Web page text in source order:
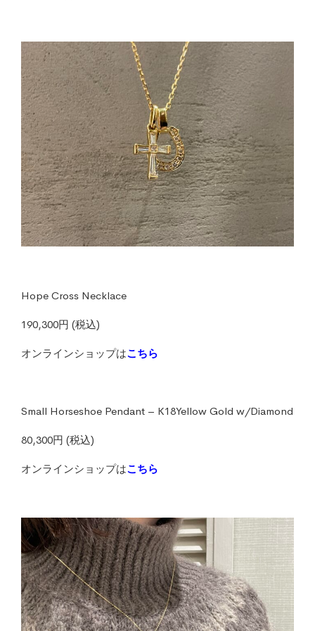
Hope Cross Necklace
190,300円 (税込)
オンラインショップはこちら
Small Horseshoe Pendant – K18Yellow Gold w/Diamond
80,300円 (税込)
オンラインショップはこちら